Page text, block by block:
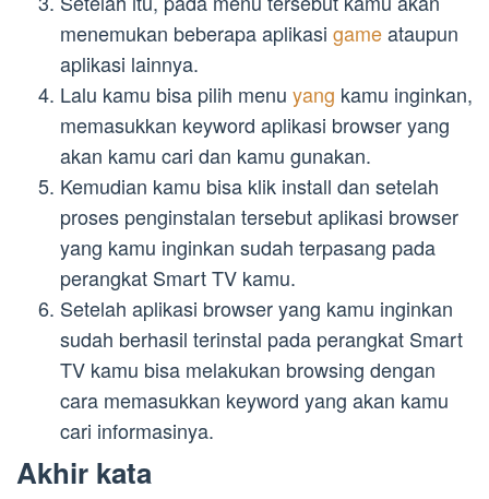
menemukan beberapa aplikasi gameataupun
aplikasi lainnya.
Lalu kamu bisa pilih menu yang kamu inginkan,
memasukkan keyword aplikasi browser yang
akan kamu cari dan kamu gunakan.
Kemudian kamu bisa klik install dan setelah
proses penginstalan tersebut aplikasi browser
yang kamu inginkan sudah terpasang pada
perangkat Smart TV kamu.
Setelah aplikasi browser yang kamu inginkan
sudah berhasil terinstal pada perangkat Smart
TV kamu bisa melakukan browsing dengan
cara memasukkan keyword yang akan kamu
cari informasinya.
Akhir kata